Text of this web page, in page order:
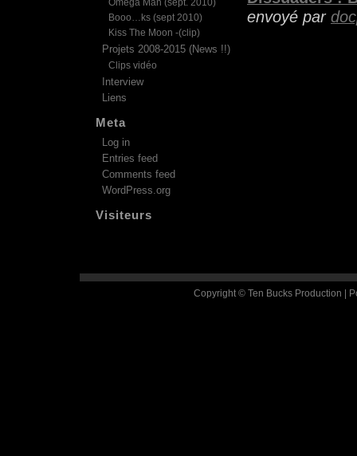
envoyé par
Omega Man (sept. 2010)
Booo…ks (sept 2010)
Kiss The Moon -(clip)
Projets 2008-2015 (News !!)
Clips vidéo
Interview
Liens
Meta
Log in
Entries feed
Comments feed
WordPress.org
Visiteurs
Copyright © Ten Bucks Production |